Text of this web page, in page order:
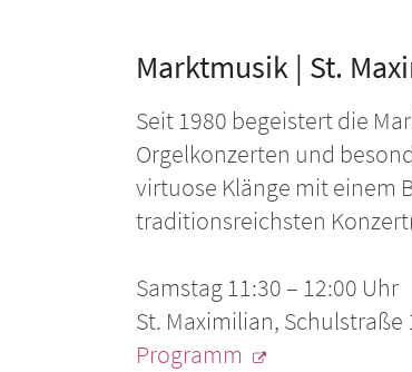
Marktmusik | St.
Seit 1980 begeistert die
Orgelkonzerten und
virtuose Klänge mit einem
traditionsreichsten
Samstag 11:30 – 12:00 Uhr
St. Maximilian,
Programm